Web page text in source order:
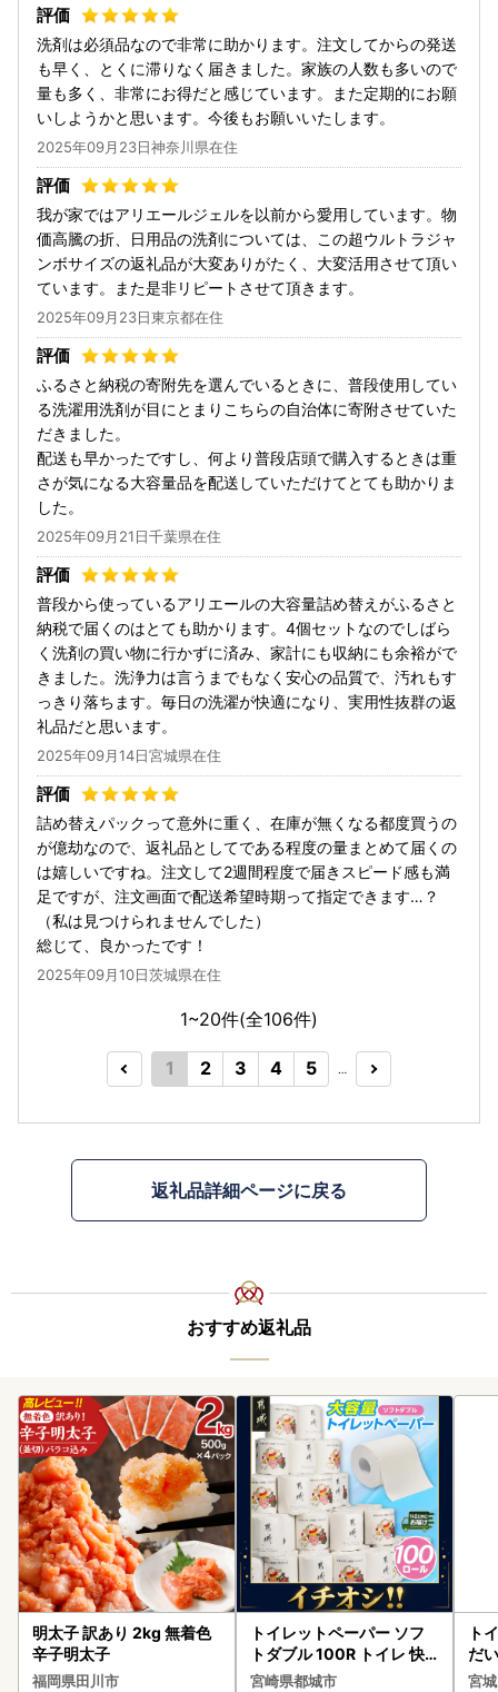
洗剤は必須品なので非常に助かります。注文してからの発送
も早く、とくに滞りなく届きました。家族の人数も多いので
量も多く、非常にお得だと感じています。また定期的にお願
いしようかと思います。今後もお願いいたします。
2025年09月23日神奈川県在住
我が家ではアリエールジェルを以前から愛用しています。物
価高騰の折、日用品の洗剤については、この超ウルトラジャ
ンボサイズの返礼品が大変ありがたく、大変活用させて頂い
ています。また是非リピートさせて頂きます。
2025年09月23日東京都在住
ふるさと納税の寄附先を選んでいるときに、普段使用してい
る洗濯用洗剤が目にとまりこちらの自治体に寄附させていた
だきました。
配送も早かったですし、何より普段店頭で購入するときは重
さが気になる大容量品を配送していただけてとても助かりま
した。
2025年09月21日千葉県在住
普段から使っているアリエールの大容量詰め替えがふるさと
納税で届くのはとても助かります。4個セットなのでしばら
く洗剤の買い物に行かずに済み、家計にも収納にも余裕がで
きました。洗浄力は言うまでもなく安心の品質で、汚れもす
っきり落ちます。毎日の洗濯が快適になり、実用性抜群の返
礼品だと思います。
2025年09月14日宮城県在住
詰め替えパックって意外に重く、在庫が無くなる都度買うの
が億劫なので、返礼品としてである程度の量まとめて届くの
は嬉しいですね。注文して2週間程度で届きスピード感も満
足ですが、注文画面で配送希望時期って指定できます…？
（私は見つけられませんでした）
総じて、良かったです！
2025年09月10日茨城県在住
1~20件(全106件)
1 2 3 4 5 …
返礼品詳細ページに戻る
おすすめ返礼品
明太子 訳あり 2kg 無着色
辛子明太子
福岡県田川市
トイレットペーパー ソフ
トダブル 100R トイレ 快
速〔12-I5-TP100-R〕
宮崎県都城市
ト
だ
6ロ
宮